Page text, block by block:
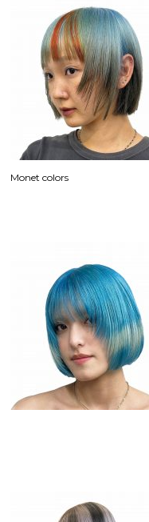
Monet colors